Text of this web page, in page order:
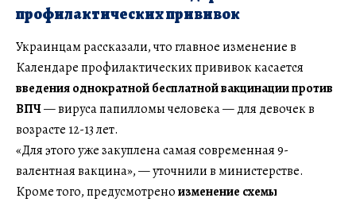
профилактических прививок
Украинцам рассказали, что главное изменение в
Календаре профилактических прививок касается
введения однократной бесплатной вакцинации против
ВПЧ— вируса папилломы человека — для девочек в
возрасте 12-13 лет.
«Для этого уже закуплена самая современная 9-
валентная вакцина», — уточнили в министерстве.
Кроме того, предусмотреноизменение схемы